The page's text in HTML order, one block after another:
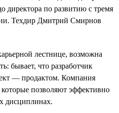
директора по развитию с тремя
Техдир Дмитрий Смирнов
лестнице, возможна
бывает, что разработчик
— продактом. Компания
позволяют эффективно
дисциплинах.